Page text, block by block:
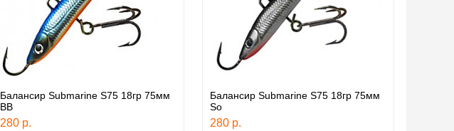
Балансир Submarine S75 18гр 75мм
BB
280 р.
Балансир Submarine S75 18гр 75мм
So
280 р.